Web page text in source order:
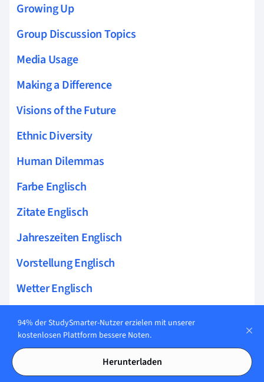
Growing Up
Group Discussion Topics
Media Usage
Making a Difference
Visions of the Future
Ethnic Diversity
Human Dilemmas
Farbe Englisch
Zitate Englisch
Jahreszeiten Englisch
Vorstellung Englisch
Wetter Englisch
Englisch verwenden
Modelling the Future
94% der StudySmarter-Nutzer erzielen mit unserer
kostenlosen Plattform bessere Noten.
Herunterladen